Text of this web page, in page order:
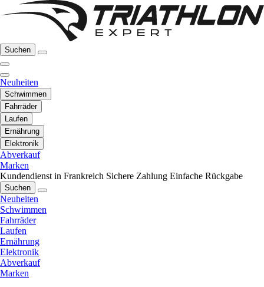
Suchen
Neuheiten
Schwimmen
Fahrräder
Laufen
Ernährung
Elektronik
Abverkauf
Marken
Kundendienst in Frankreich Sichere Zahlung Einfache Rückgabe
Suchen
Neuheiten
Schwimmen
Fahrräder
Laufen
Ernährung
Elektronik
Abverkauf
Marken